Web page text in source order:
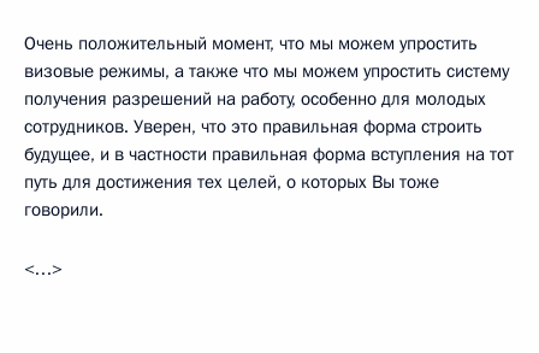
Очень положительный момент, что мы можем упростить
визовые режимы, а также что мы можем упростить систему
получения разрешений на работу, особенно для молодых
сотрудников. Уверен, что это правильная форма строить
будущее, и в частности правильная форма вступления на тот
путь для достижения тех целей, о которых Вы тоже
говорили.
<…>